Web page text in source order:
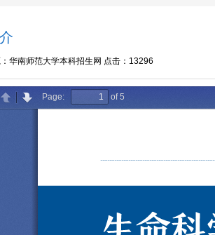
华南师范大学本科招生网 点击： 13296